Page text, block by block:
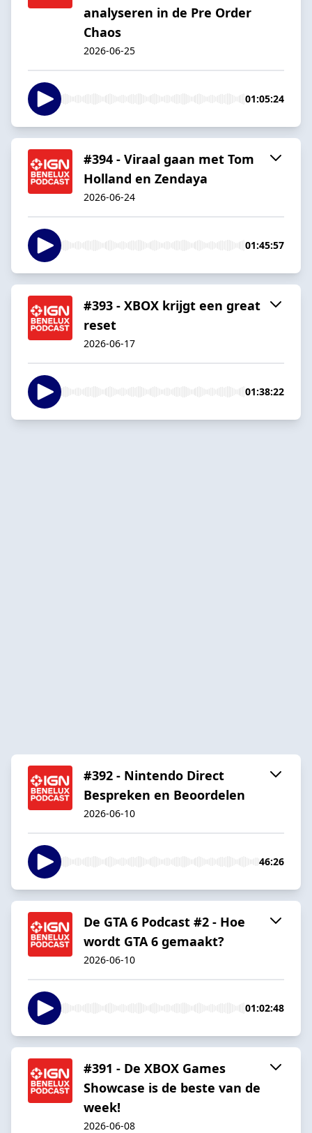
analyseren in de Pre Order
Chaos
2026-06-25
01:05:24
#394 - Viraal gaan met Tom
Holland en Zendaya
2026-06-24
01:45:57
#393 - XBOX krijgt een great
reset
2026-06-17
01:38:22
#392 - Nintendo Direct
Bespreken en Beoordelen
2026-06-10
46:26
De GTA 6 Podcast #2 - Hoe
wordt GTA 6 gemaakt?
2026-06-10
01:02:48
#391 - De XBOX Games
Showcase is de beste van de
week!
2026-06-08